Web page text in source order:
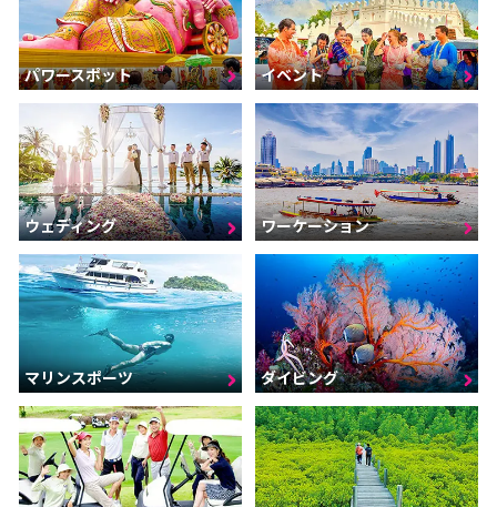
パワースポット イベント
ウェディング ワーケーション
マリンスポーツ ダイビング